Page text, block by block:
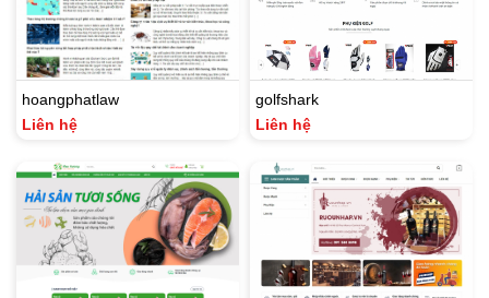
hoangphatlaw
Liên hệ
golfshark
Liên hệ